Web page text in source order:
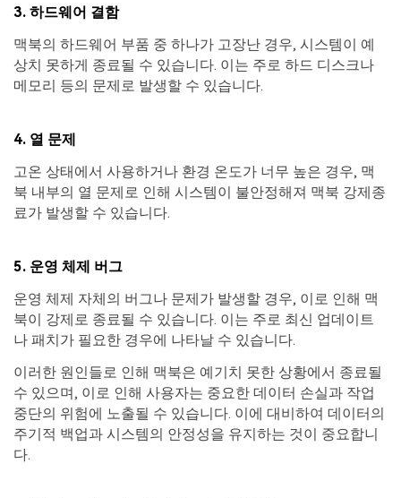
3. 하드웨어 결함
맥북의 하드웨어 부품 중 하나가 고장난 경우, 시스템이 예
상치 못하게 종료될 수 있습니다. 이는 주로 하드 디스크나
메모리 등의 문제로 발생할 수 있습니다.
4. 열 문제
고온 상태에서 사용하거나 환경 온도가 너무 높은 경우, 맥
북 내부의 열 문제로 인해 시스템이 불안정해져 맥북 강제종
료가 발생할 수 있습니다.
5. 운영 체제 버그
운영 체제 자체의 버그나 문제가 발생할 경우, 이로 인해 맥
북이 강제로 종료될 수 있습니다. 이는 주로 최신 업데이트
나 패치가 필요한 경우에 나타날 수 있습니다.
이러한 원인들로 인해 맥북은 예기치 못한 상황에서 종료될
수 있으며, 이로 인해 사용자는 중요한 데이터 손실과 작업
중단의 위험에 노출될 수 있습니다. 이에 대비하여 데이터의
주기적 백업과 시스템의 안정성을 유지하는 것이 중요합니
다.